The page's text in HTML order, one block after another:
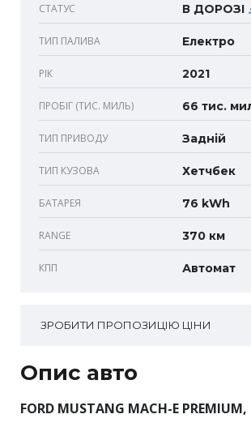
СТАТУС В ДОРОЗІ
ТИП ПАЛИВА Електро
РІК 2021
ПРОБІГ (ТИС. МИЛЬ) 66 тис.
ТИП ПРИВОДУ Задній
ТИП КУЗОВА Хетчбек
БАТАРЕЯ 76 kWh
RANGE 370 км
КПП Автомат
ЗРОБИТИ ПРОПОЗИЦІЮ ЦІНИ
Опис авто
FORD MUSTANG MACH-E PREMIUM,